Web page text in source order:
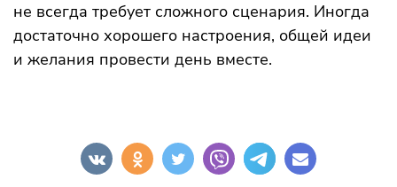
не всегда требует сложного сценария. Иногда
достаточно хорошего настроения, общей идеи
и желания провести день вместе.